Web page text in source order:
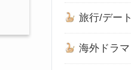
旅行/デート
海外ドラマ